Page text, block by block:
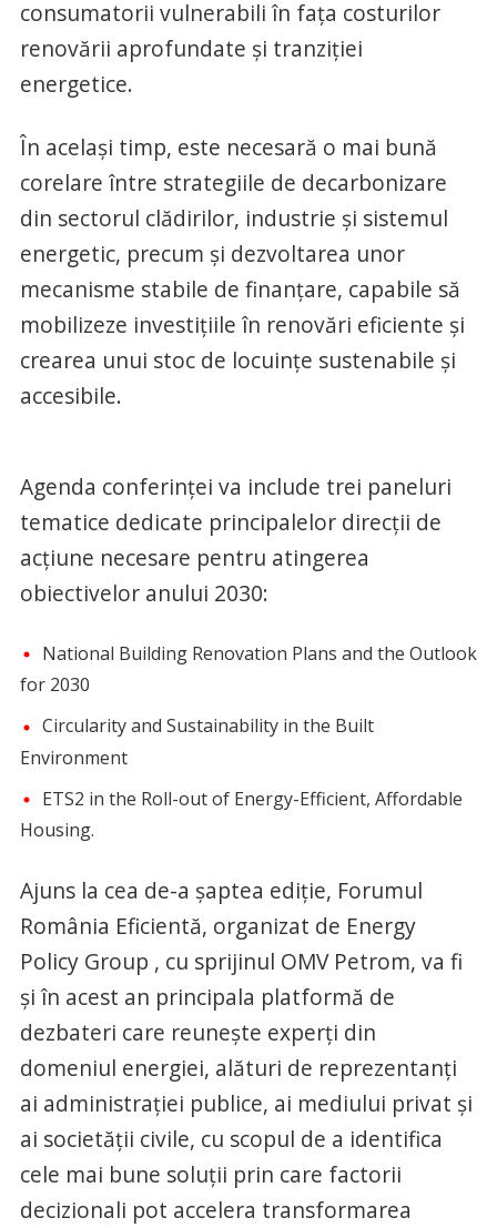
consumatorii vulnerabili în fața costurilor
renovării aprofundate și tranziției
energetice.
În același timp, este necesară o mai bună
corelare între strategiile de decarbonizare
din sectorul clădirilor, industrie și sistemul
energetic, precum și dezvoltarea unor
mecanisme stabile de finanțare, capabile să
mobilizeze investițiile în renovări eficiente și
crearea unui stoc de locuințe sustenabile și
accesibile.
Agenda conferinței va include trei paneluri
tematice dedicate principalelor direcții de
acțiune necesare pentru atingerea
obiectivelor anului 2030:
National Building Renovation Plans and the Outlook
for 2030
Circularity and Sustainability in the Built
Environment
ETS2 in the Roll-out of Energy-Efficient, Affordable
Housing.
Ajuns la cea de-a șaptea ediție, Forumul
România Eficientă, organizat de Energy
Policy Group , cu sprijinul OMV Petrom, va fi
și în acest an principala platformă de
dezbateri care reunește experți din
domeniul energiei, alături de reprezentanți
ai administrației publice, ai mediului privat și
ai societății civile, cu scopul de a identifica
cele mai bune soluții prin care factorii
decizionali pot accelera transformarea